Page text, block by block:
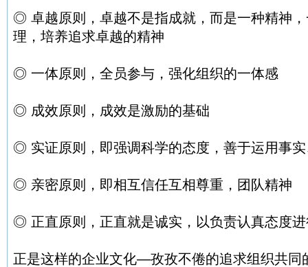
◎ 卓越原则，卓越不是指成就，而是一种精神
理，培养追求卓越的精神
◎ 一体原则，全员参与，强化组织的一体感
◎ 成效原则，成效是激励的基础
◎ 实证原则，即强调科学的态度，善于运用事
◎ 亲密原则，即相互信任互相尊重，团队精神
◎ 正直原则，正直就是诚实，以负责认真态度
正是这样的企业文化—孜孜不倦的追求组织共同